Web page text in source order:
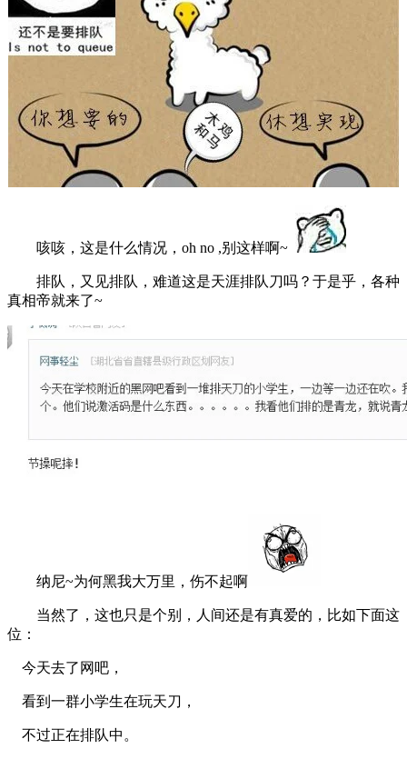
咳咳，这是什么情况，oh no ,别这样啊~
排队，又见排队，难道这是天涯排队刀吗？于是乎，各种
真相帝就来了~
纳尼~为何黑我大万里，伤不起啊
当然了，这也只是个别，人间还是有真爱的，比如下面这
位：
今天去了网吧，
看到一群小学生在玩天刀，
不过正在排队中。